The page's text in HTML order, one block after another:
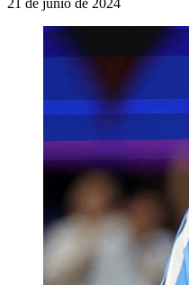
21 de junio de 2024